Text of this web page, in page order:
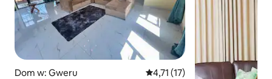
Dom w: Gweru Średnia ocena: 4,71 na 5,
4,71 (17)